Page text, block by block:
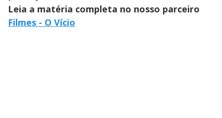
Leia a matéria completa no nosso parceiro
Filmes - O Vício